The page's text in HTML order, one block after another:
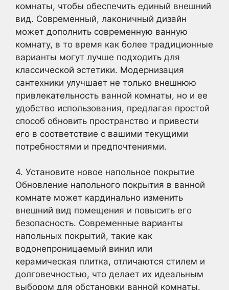
комнаты, чтобы обеспечить единый внешний
вид. Современный, лаконичный дизайн
может дополнить современную ванную
комнату, в то время как более традиционные
варианты могут лучше подходить для
классической эстетики. Модернизация
сантехники улучшает не только внешнюю
привлекательность ванной комнаты, но и ее
удобство использования, предлагая простой
способ обновить пространство и привести
его в соответствие с вашими текущими
потребностями и предпочтениями.
4. Установите новое напольное покрытие
Обновление напольного покрытия в ванной
комнате может кардинально изменить
внешний вид помещения и повысить его
безопасность. Современные варианты
напольных покрытий, такие как
водонепроницаемый винил или
керамическая плитка, отличаются стилем и
долговечностью, что делает их идеальным
выбором для обстановки ванной комнаты.